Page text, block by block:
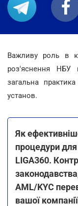
Важливу роль в
роз'яснення НБУ
загальна
установ.
Як
процедури
LIGA360.
AML/KYC
вашої